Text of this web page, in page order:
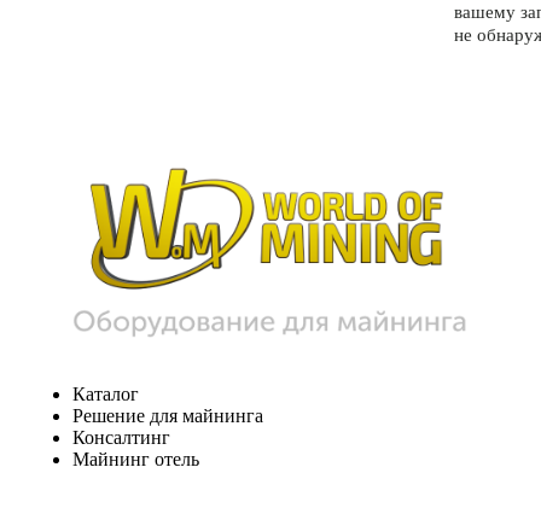
вашему
не
Каталог
Решение для майнинга
Консалтинг
Майнинг отель